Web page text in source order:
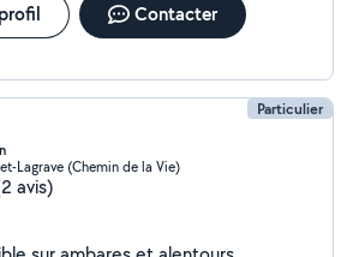
Contacter
Particulier
Lagrave (Chemin de la Vie)
avis)